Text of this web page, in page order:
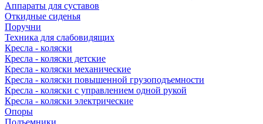
Аппараты для суставов
Откидные сиденья
Поручни
Техника для слабовидящих
Кресла - коляски
Кресла - коляски детские
Кресла - коляски механические
Кресла - коляски повышенной грузоподъемности
Кресла - коляски с управлением одной рукой
Кресла - коляски электрические
Опоры